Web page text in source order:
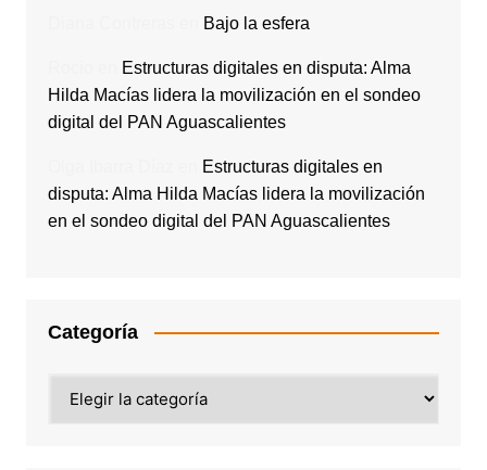
Bajo la esfera
Estructuras digitales en disputa: Alma
Hilda Macías lidera la movilización en el sondeo
digital del PAN Aguascalientes
Estructuras digitales en
disputa: Alma Hilda Macías lidera la movilización
en el sondeo digital del PAN Aguascalientes
Categoría